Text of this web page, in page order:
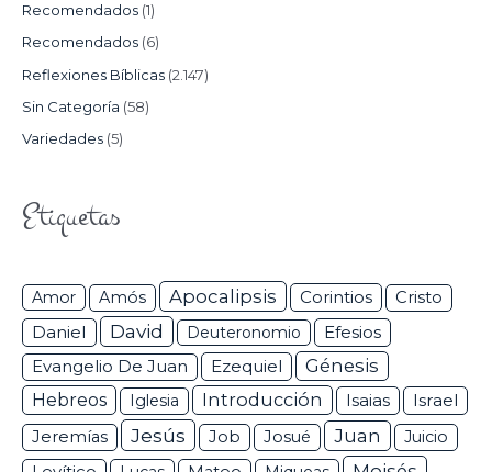
Recomendados (1)
Recomendados (6)
Reflexiones Bíblicas (2.147)
Sin Categoría (58)
Variedades (5)
Etiquetas
Amor Amós Apocalipsis Corintios Cristo
Daniel David Deuteronomio Efesios
Evangelio De Juan Ezequiel
Génesis
Hebreos
Iglesia Introducción Isaias Israel
Jeremías Jesús Job Josué Juan
Juicio